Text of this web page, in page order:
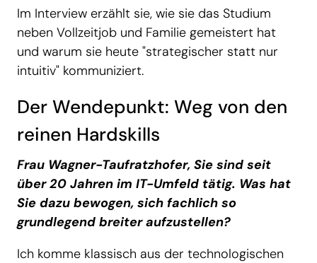
Im Interview erzählt sie, wie sie das Studium
neben Vollzeitjob und Familie gemeistert hat
und warum sie heute "strategischer statt nur
intuitiv" kommuniziert.
Der Wendepunkt: Weg von den
reinen Hardskills
Frau Wagner-Taufratzhofer, Sie sind seit
über 20 Jahren im IT-Umfeld tätig. Was hat
Sie dazu bewogen, sich fachlich so
grundlegend breiter aufzustellen?
Ich komme klassisch aus der technologischen